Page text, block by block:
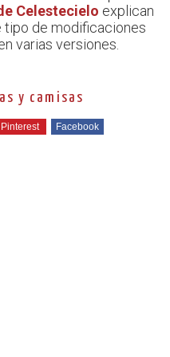
Celestecielo explican
tipo de modificaciones
varias versiones.
y camisas
Pinterest Facebook